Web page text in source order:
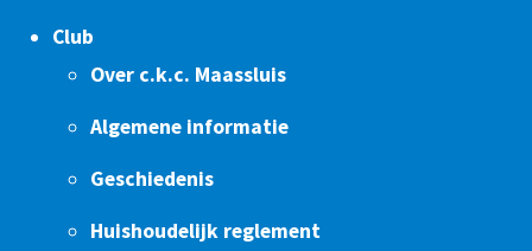
Club
Over c.k.c. Maassluis
Algemene informatie
Geschiedenis
Huishoudelijk reglement